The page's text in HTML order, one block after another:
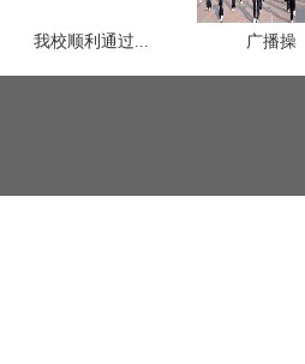
我校顺利通过... 广播操